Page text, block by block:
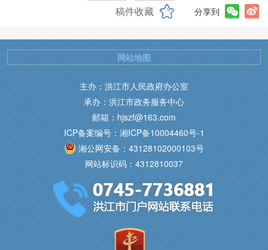
稿件收藏 分享到
主办：洪江市人民政府办公室
承办：洪江市政务服务中心
邮箱：hjszf@163.com
ICP备案编号：湘ICP备10004460号-1
湘公网安备：43128102000103号
网站标识码：4312810037
网站地图